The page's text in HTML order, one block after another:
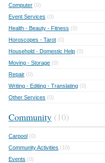
Computer (0)
Event Services (0)
Health - Beauty - Fitness (0)
Horoscopes - Tarot (0)
Household - Domestic Help (0)
Moving - Storage (0)
Repair (0)
Writing - Editing - Translating (0)
Other Services (0)
Community (10)
Carpool (0)
Community Activities (10)
Events (0)